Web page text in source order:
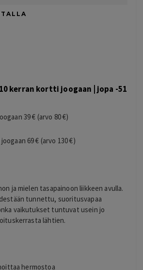
10 kerran kortti joogaan | jopa -51
39 € (arvo 80 €)
69 € (arvo 130 €)
ja mielen tasapainoon liikkeen avulla.
tunnettu, suoritusvapaa
vaikutukset tuntuvat usein jo
lähtien.
hermostoa